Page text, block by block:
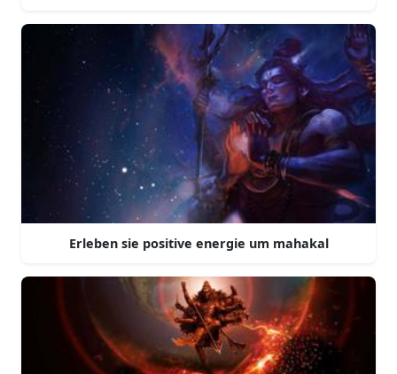
Erleben sie positive energie um mahakal